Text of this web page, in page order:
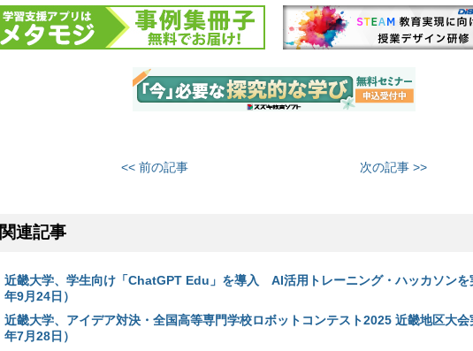
<< 前の記事 次の記事 >>
関連記事
近畿大学、学生向け「ChatGPT Edu」を導入 AI活用トレーニング・ハッカソンを
年9月24日）
近畿大学、アイデア対決・全国高等専門学校ロボットコンテスト2025 近畿地区大
年7月28日）